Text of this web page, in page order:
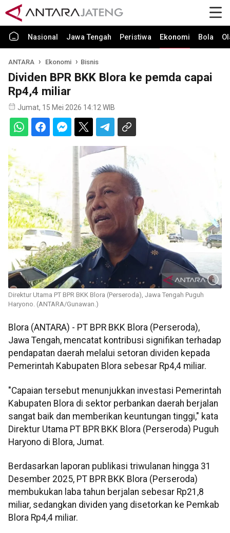
Nasional Jawa Tengah Peristiwa Ekonomi Bola
ANTARA Ekonomi Bisnis
Dividen BPR BKK Blora ke pemda capai
Rp4,4 miliar
Jumat, 15 Mei 2026 14:12 WIB
Direktur Utama PT BPR BKK Blora (Perseroda), Jawa Tengah Puguh
Haryono. (ANTARA/Gunawan.)
Blora (ANTARA) - PT BPR BKK Blora (Perseroda),
Jawa Tengah, mencatat kontribusi signifikan terhadap
pendapatan daerah melalui setoran dividen kepada
Pemerintah Kabupaten Blora sebesar Rp4,4 miliar.
"Capaian tersebut menunjukkan investasi Pemerintah
Kabupaten Blora di sektor perbankan daerah berjalan
sangat baik dan memberikan keuntungan tinggi," kata
Direktur Utama PT BPR BKK Blora (Perseroda) Puguh
Haryono di Blora, Jumat.
Berdasarkan laporan publikasi triwulanan hingga 31
Desember 2025, PT BPR BKK Blora (Perseroda)
membukukan laba tahun berjalan sebesar Rp21,8
miliar, sedangkan dividen yang disetorkan ke Pemkab
Blora Rp4,4 miliar.